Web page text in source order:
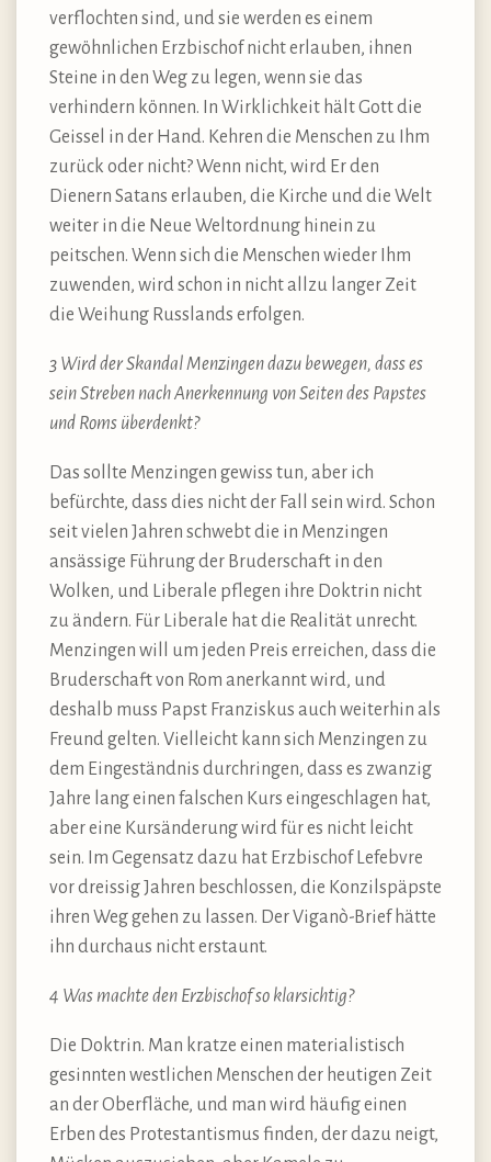
verflochten sind, und sie werden es einem
gewöhnlichen Erzbischof nicht erlauben, ihnen
Steine in den Weg zu legen, wenn sie das
verhindern können. In Wirklichkeit hält Gott die
Geissel in der Hand. Kehren die Menschen zu Ihm
zurück oder nicht? Wenn nicht, wird Er den
Dienern Satans erlauben, die Kirche und die Welt
weiter in die Neue Weltordnung hinein zu
peitschen. Wenn sich die Menschen wieder Ihm
zuwenden, wird schon in nicht allzu langer Zeit
die Weihung Russlands erfolgen.
3 Wird der Skandal Menzingen dazu bewegen, dass es
sein Streben nach Anerkennung von Seiten des Papstes
und Roms überdenkt?
Das sollte Menzingen gewiss tun, aber ich
befürchte, dass dies nicht der Fall sein wird. Schon
seit vielen Jahren schwebt die in Menzingen
ansässige Führung der Bruderschaft in den
Wolken, und Liberale pflegen ihre Doktrin nicht
zu ändern. Für Liberale hat die Realität unrecht.
Menzingen will um jeden Preis erreichen, dass die
Bruderschaft von Rom anerkannt wird, und
deshalb muss Papst Franziskus auch weiterhin als
Freund gelten. Vielleicht kann sich Menzingen zu
dem Eingeständnis durchringen, dass es zwanzig
Jahre lang einen falschen Kurs eingeschlagen hat,
aber eine Kursänderung wird für es nicht leicht
sein. Im Gegensatz dazu hat Erzbischof Lefebvre
vor dreissig Jahren beschlossen, die Konzilspäpste
ihren Weg gehen zu lassen. Der Viganò-Brief hätte
ihn durchaus nicht erstaunt.
4 Was machte den Erzbischof so klarsichtig?
Die Doktrin. Man kratze einen materialistisch
gesinnten westlichen Menschen der heutigen Zeit
an der Oberfläche, und man wird häufig einen
Erben des Protestantismus finden, der dazu neigt,